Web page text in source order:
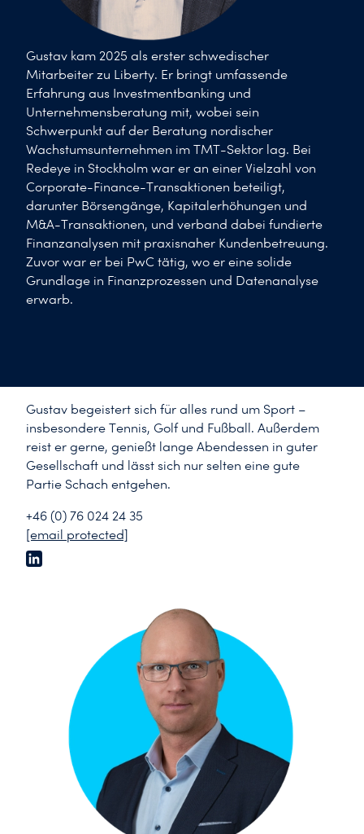
Gustav kam 2025 als erster schwedischer
Mitarbeiter zu Liberty. Er bringt umfassende
Erfahrung aus Investmentbanking und
Unternehmensberatung mit, wobei sein
Schwerpunkt auf der Beratung nordischer
Wachstumsunternehmen im TMT-Sektor lag. Bei
Redeye in Stockholm war er an einer Vielzahl von
Corporate-Finance-Transaktionen beteiligt,
darunter Börsengänge, Kapitalerhöhungen und
M&A-Transaktionen, und verband dabei fundierte
Finanzanalysen mit praxisnaher Kundenbetreuung.
Zuvor war er bei PwC tätig, wo er eine solide
Grundlage in Finanzprozessen und Datenanalyse
erwarb.
Gustav begeistert sich für alles rund um Sport –
insbesondere Tennis, Golf und Fußball. Außerdem
reist er gerne, genießt lange Abendessen in guter
Gesellschaft und lässt sich nur selten eine gute
Partie Schach entgehen.
+46 (0) 76 024 24 35
[email protected]